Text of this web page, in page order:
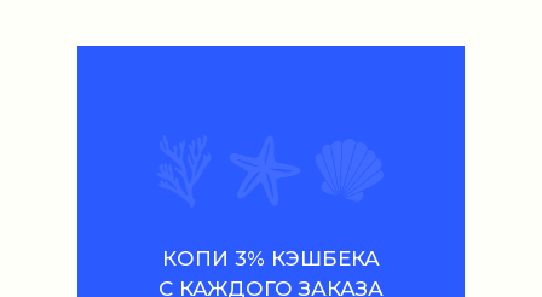
КОПИ 3% КЭШБЕКА
С КАЖДОГО ЗАКАЗА